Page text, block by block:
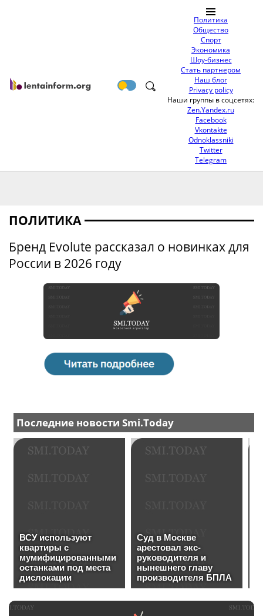
Политика
Общество
Спорт
Экономика
Шоу-бизнес
Стать партнером
Наш блог
Privacy policy
Наши группы в соцсетях:
Zen.Yandex.ru
Facebook
Vkontakte
Odnoklassniki
Twitter
Telegram
ПОЛИТИКА
Бренд Evolute рассказал о новинках для
России в 2026 году